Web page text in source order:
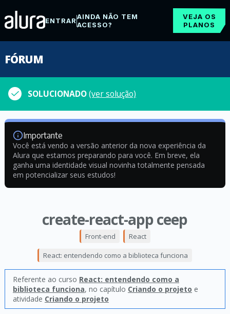
ENTRARAINDA NÃO TEM
ACESSO?
VEJA OS
PLANOS
FÓRUM
SOLUCIONADO(ver solução)
Importante
Você está vendo a versão anterior da nova experiência da
Alura que estamos preparando para você. Em breve, ela
ganha uma identidade visual novinha totalmente pensada
em potencializar seus estudos!
create-react-app ceep
Front-end React
React: entendendo como a biblioteca funciona
Referente ao curso React: entendendo como a
biblioteca funciona, no capítulo Criando o projeto e
atividade Criando o projeto